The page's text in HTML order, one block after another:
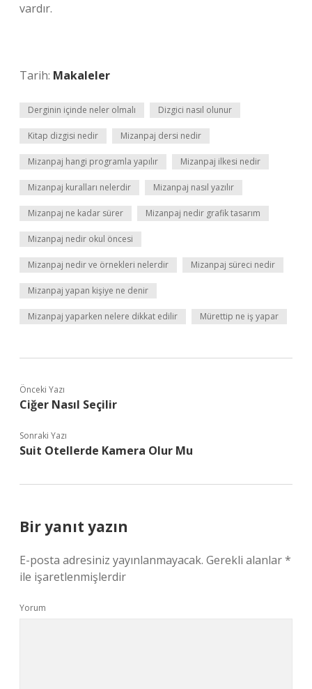
vardır.
Tarih: Makaleler
Derginin içinde neler olmalı Dizgici nasıl olunur
Kitap dizgisi nedir Mizanpaj dersi nedir
Mizanpaj hangi programla yapılır Mizanpaj ilkesi nedir
Mizanpaj kuralları nelerdir Mizanpaj nasıl yazılır
Mizanpaj ne kadar sürer Mizanpaj nedir grafik tasarım
Mizanpaj nedir okul öncesi
Mizanpaj nedir ve örnekleri nelerdir Mizanpaj süreci nedir
Mizanpaj yapan kişiye ne denir
Mizanpaj yaparken nelere dikkat edilir Mürettip ne iş yapar
Önceki Yazı
Ciğer Nasıl Seçilir
Sonraki Yazı
Suit Otellerde Kamera Olur Mu
Bir yanıt yazın
E-posta adresiniz yayınlanmayacak. Gerekli alanlar*
ile işaretlenmişlerdir
Yorum